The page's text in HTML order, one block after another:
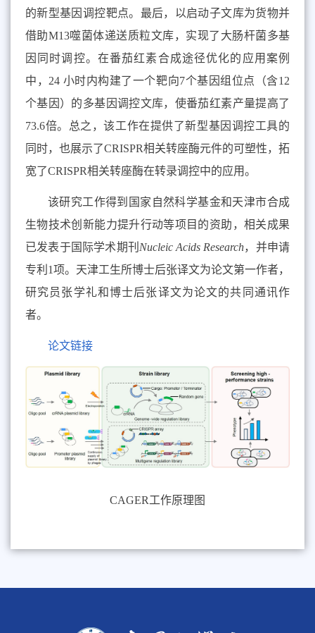
的新型基因调控靶点。最后，以启动子文库为货物并
借助M13噬菌体递送质粒文库，实现了大肠杆菌多基
因同时调控。在番茄红素合成途径优化的应用案例
中，24 小时内构建了一个靶向7个基因组位点（含12
个基因）的多基因调控文库，使番茄红素产量提高了
73.6倍。总之，该工作在提供了新型基因调控工具的
同时，也展示了CRISPR相关转座酶元件的可塑性，拓
宽了CRISPR相关转座酶在转录调控中的应用。
该研究工作得到国家自然科学基金和天津市合成
生物技术创新能力提升行动等项目的资助，相关成果
已发表于国际学术期刊 Nucleic Acids Research，并申请
专利 1项。天津工生所博士后张译文为论文第一作者，
研究员张学礼和博士后张译文为论文的共同通讯作
者。
论文链接
CAGER工作原理图